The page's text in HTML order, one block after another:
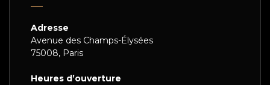
Adresse
Avenue des Champs-Élysées
75008, Paris
Heures d’ouverture